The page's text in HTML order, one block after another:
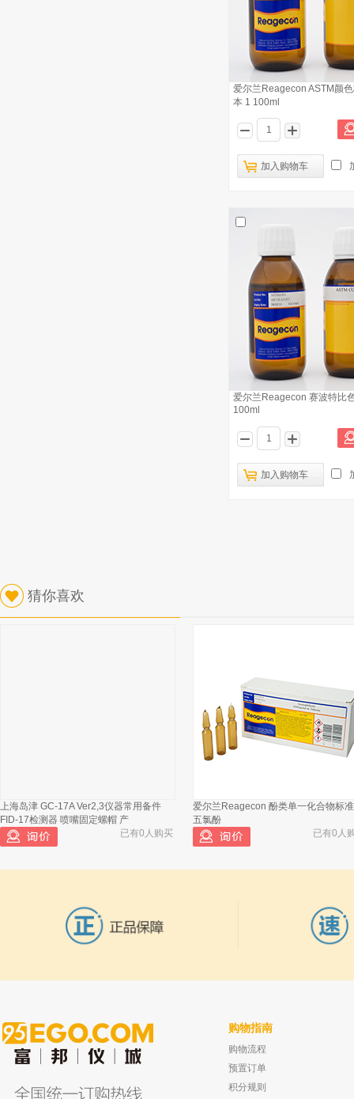
爱尔兰Reagecon ASTM颜
本 1 100ml
加入购物车
爱尔兰Reagecon 赛波特比
100ml
加入购物车
猜你喜欢
上海岛津 GC-17A Ver2,3仪器常用备件
FID-17检测器 喷嘴固定螺帽 产
已有0人购买
爱尔兰Reagecon 酚类单一化合物标
五氯酚
已有0人
浙江爱吉仁 白色特氟龙/红色硅胶隔垫，
8mm黑色实心聚丙烯螺旋盖
昆山超声 数控超声波清洗器 KQ-50DE
购物指南
购物流程
预置订单
积分规则